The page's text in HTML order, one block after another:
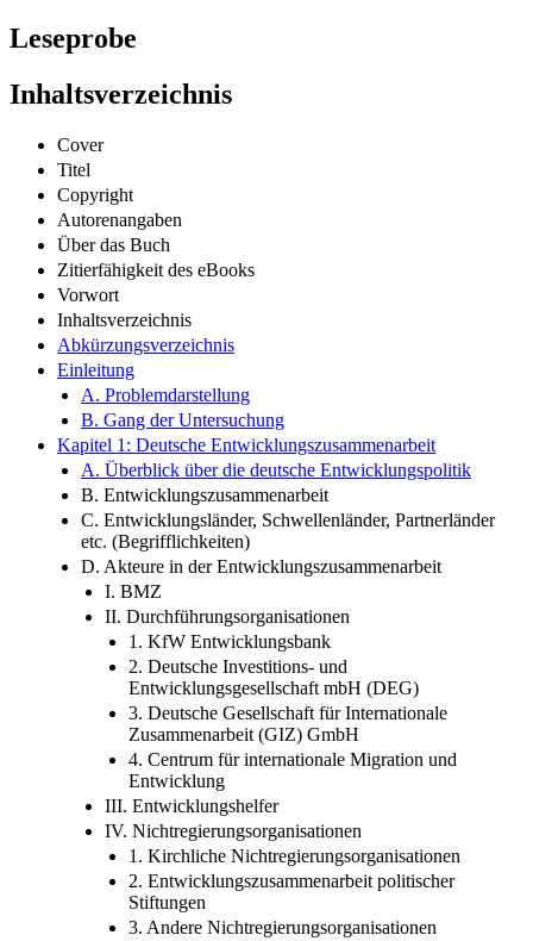
Leseprobe
Inhaltsverzeichnis
Cover
Titel
Copyright
Autorenangaben
Über das Buch
Zitierfähigkeit des eBooks
Vorwort
Inhaltsverzeichnis
Abkürzungsverzeichnis
Einleitung
A. Problemdarstellung
B. Gang der Untersuchung
Kapitel 1: Deutsche Entwicklungszusammenarbeit
A. Überblick über die deutsche Entwicklungspolitik
B. Entwicklungszusammenarbeit
C. Entwicklungsländer, Schwellenländer, Partnerländer
etc. (Begrifflichkeiten)
D. Akteure in der Entwicklungszusammenarbeit
I. BMZ
II. Durchführungsorganisationen
1. KfW Entwicklungsbank
2. Deutsche Investitions- und
Entwicklungsgesellschaft mbH (DEG)
3. Deutsche Gesellschaft für Internationale
Zusammenarbeit (GIZ) GmbH
4. Centrum für internationale Migration und
Entwicklung
III. Entwicklungshelfer
IV. Nichtregierungsorganisationen
1. Kirchliche Nichtregierungsorganisationen
2. Entwicklungszusammenarbeit politischer
Stiftungen
3. Andere Nichtregierungsorganisationen